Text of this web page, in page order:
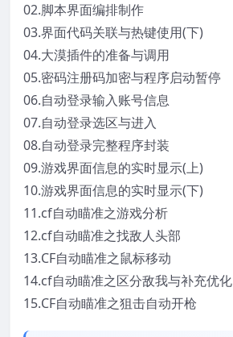
02.脚本界面编排制作
03.界面代码关联与热键使用(下)
04.大漠插件的准备与调用
05.密码注册码加密与程序启动暂停
06.自动登录输入账号信息
07.自动登录选区与进入
08.自动登录完整程序封装
09.游戏界面信息的实时显示(上)
10.游戏界面信息的实时显示(下)
11.cf自动瞄准之游戏分析
12.cf自动瞄准之找敌人头部
13.CF自动瞄准之鼠标移动
14.cf自动瞄准之区分敌我与补充优化
15.CF自动瞄准之狙击自动开枪